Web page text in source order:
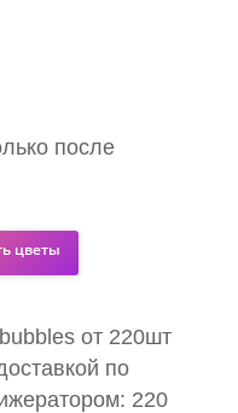
после
цветы
от 220шт
по
220